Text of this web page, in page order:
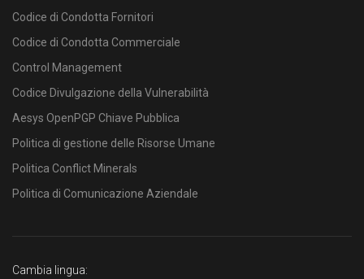
Codice di Condotta Fornitori
Codice di Condotta Commerciale
Control Management
Codice Divulgazione della Vulnerabilità
Aesys OpenPGP Chiave Pubblica
Politica di gestione delle Risorse Umane
Politica Conflict Minerals
Politica di Comunicazione Aziendale
Cambia lingua: